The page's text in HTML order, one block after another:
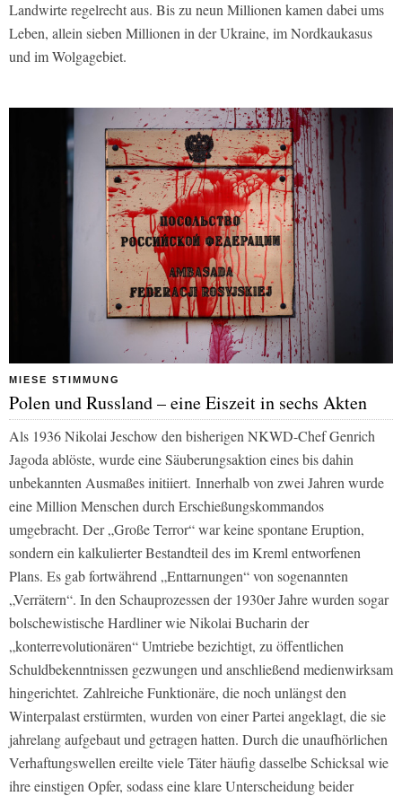
Landwirte regelrecht aus. Bis zu neun Millionen kamen dabei ums
Leben, allein sieben Millionen in der Ukraine, im Nordkaukasus
und im Wolgagebiet.
MIESE STIMMUNG
Polen und Russland – eine Eiszeit in sechs Akten
Als 1936 Nikolai Jeschow den bisherigen NKWD-Chef Genrich
Jagoda ablöste, wurde eine Säuberungsaktion eines bis dahin
unbekannten Ausmaßes initiiert. Innerhalb von zwei Jahren wurde
eine Million Menschen durch Erschießungskommandos
umgebracht. Der „Große Terror“ war keine spontane Eruption,
sondern ein kalkulierter Bestandteil des im Kreml entworfenen
Plans. Es gab fortwährend „Enttarnungen“ von sogenannten
„Verrätern“. In den Schauprozessen der 1930er Jahre wurden sogar
bolschewistische Hardliner wie Nikolai Bucharin der
„konterrevolutionären“ Umtriebe bezichtigt, zu öffentlichen
Schuldbekenntnissen gezwungen und anschließend medienwirksam
hingerichtet. Zahlreiche Funktionäre, die noch unlängst den
Winterpalast erstürmten, wurden von einer Partei angeklagt, die sie
jahrelang aufgebaut und getragen hatten. Durch die unaufhörlichen
Verhaftungswellen ereilte viele Täter häufig dasselbe Schicksal wie
ihre einstigen Opfer, sodass eine klare Unterscheidung beider